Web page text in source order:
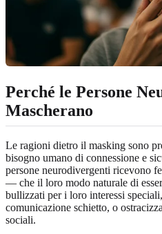
Perché le Persone
Mascherano
Le ragioni dietro il masking sono
bisogno umano di connessione e
persone neurodivergenti ricevono
— che il loro modo naturale di
bullizzati per i loro interessi
comunicazione schietto, o
sociali.